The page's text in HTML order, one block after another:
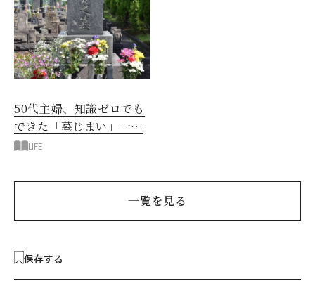
50代主婦、知識ゼロでも
できた「墓じまい」一つ
後悔したのは、ある順
LIFE
一覧を見る
保存する